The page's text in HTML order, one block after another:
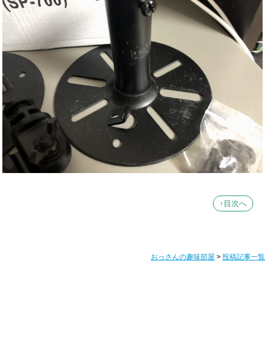
↑目次へ
おっさんの趣味部屋 > 投稿記事一覧